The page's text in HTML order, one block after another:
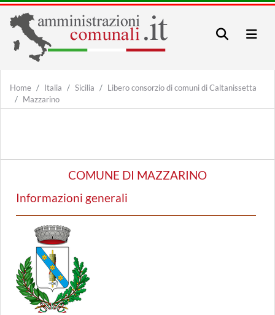
Home Italia Sicilia
Libero consorzio di comuni di Caltanissetta
Mazzarino
COMUNE DI MAZZARINO
Informazioni generali